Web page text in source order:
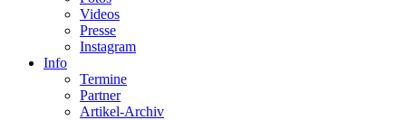
Videos
Presse
Instagram
Info
Termine
Partner
Artikel-Archiv